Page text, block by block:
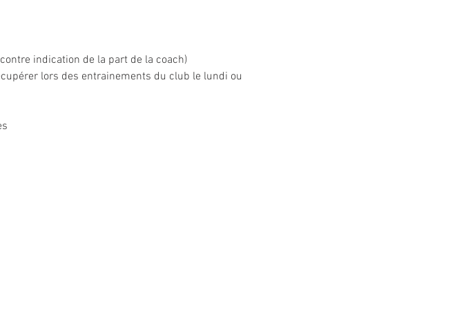
indication de la part de la coach)
lors des entrainements du club le lundi ou